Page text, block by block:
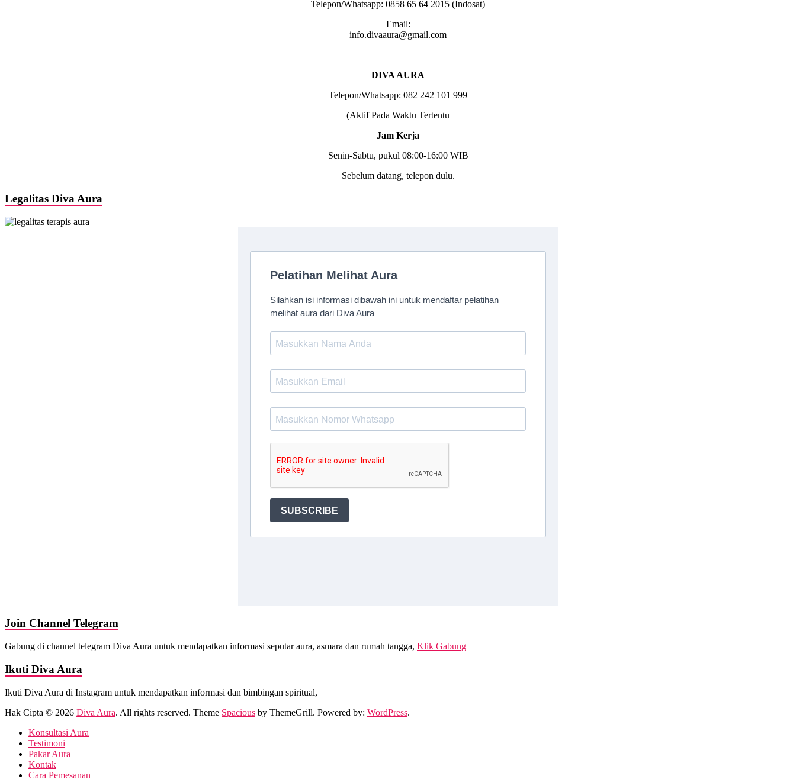
Telepon/Whatsapp: 0858 65 64 2015 (Indosat)
Email:
info.divaaura@gmail.com
DIVA AURA
Telepon/Whatsapp: 082 242 101 999
(Aktif Pada Waktu Tertentu
Jam Kerja
Senin-Sabtu, pukul 08:00-16:00 WIB
Sebelum datang, telepon dulu.
Legalitas Diva Aura
Join Channel Telegram
Gabung di channel telegram Diva Aura untuk mendapatkan informasi seputar aura, asmara dan rumah tangga, Klik Gabung
Ikuti Diva Aura
Ikuti Diva Aura di Instagram untuk mendapatkan informasi dan bimbingan spiritual,
Hak Cipta © 2026 Diva Aura. All rights reserved. Theme Spacious by ThemeGrill. Powered by: WordPress.
Konsultasi Aura
Testimoni
Pakar Aura
Kontak
Cara Pemesanan